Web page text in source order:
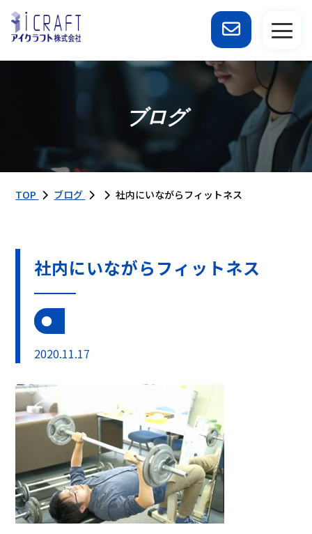
ブログ
TOP ブログ 社内にいながらフィットネス
社内にいながらフィットネス
2020.11.17